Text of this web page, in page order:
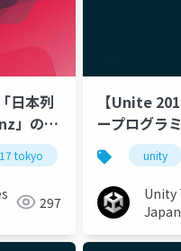
日本列
」の開
tokyo
297
【Unite
ープログラ
シェーダー
unity
Unity
Japan